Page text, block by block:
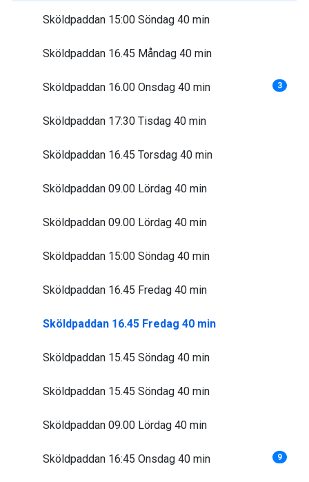
Sköldpaddan 15:00 Söndag 40 min
Sköldpaddan 16.45 Måndag 40 min
Sköldpaddan 16.00 Onsdag 40 min 3
Sköldpaddan 17:30 Tisdag 40 min
Sköldpaddan 16.45 Torsdag 40 min
Sköldpaddan 09.00 Lördag 40 min
Sköldpaddan 09.00 Lördag 40 min
Sköldpaddan 15:00 Söndag 40 min
Sköldpaddan 16.45 Fredag 40 min
Sköldpaddan 16.45 Fredag 40 min
Sköldpaddan 15.45 Söndag 40 min
Sköldpaddan 15.45 Söndag 40 min
Sköldpaddan 09.00 Lördag 40 min
Sköldpaddan 16:45 Onsdag 40 min 9